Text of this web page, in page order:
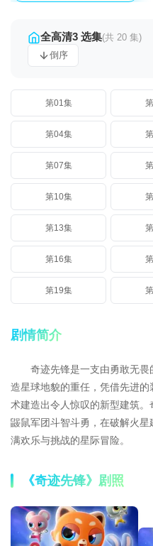
全高清3 选集(共 20 集)
倒序
第01集
第04集
第07集
第10集
第13集
第16集
第19集
剧情简介
奇迹先锋是一支由勇敢无
造星球地貌的重任，凭借先进
术建造出令人惊叹的新型建筑
鼹鼠军团斗智斗勇，在破解火
满欢乐与挑战的星际冒险。
《奇迹先锋》剧照